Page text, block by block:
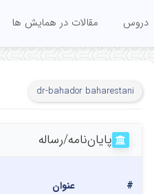
دروس مقالات در همایش ها
dr-bahador baharestani
پایان‌نامه‌/رساله
# عنوان